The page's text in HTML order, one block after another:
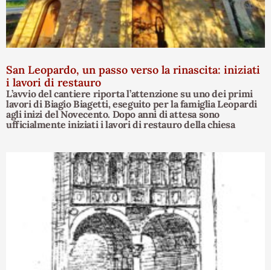
San Leopardo, un passo verso la rinascita: iniziati
i lavori di restauro
L’avvio del cantiere riporta l’attenzione su uno dei primi
lavori di Biagio Biagetti, eseguito per la famiglia Leopardi
agli inizi del Novecento. Dopo anni di attesa sono
ufficialmente iniziati i lavori di restauro della chiesa